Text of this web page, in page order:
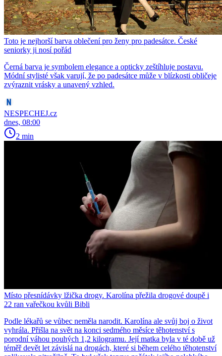
Toto je nejhorší barva oblečení pro ženy pro padesátce. České
seniorky ji nosí pořád
Černá barva je symbolem elegance a opticky zeštíhluje postavu.
Módní stylisté však varují, že po padesátce může v blízkosti obličeje
zvýraznit vrásky a unavený vzhled.
NESPECHEJ.cz
dnes, 08:00
2 min
Místo přesnídávky lžička drogy. Karolína přežila drogové doupě i
22 ran vařečkou kvůli Bibli
Podle lékařů se vůbec neměla narodit. Karolína ale svůj boj o život
vyhrála. Přišla na svět na konci sedmého měsíce těhotenství s
porodní váhou pouhých 1,2 kilogramu. Její matka byla v té době už
téměř devět let závislá na drogách, které si během celého těhotenství